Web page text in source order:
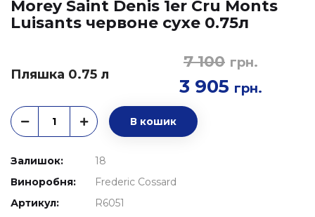
Morey Saint Denis 1er Cru Monts
Luisants червоне сухе 0.75л
Пляшка 0.75 л
7 100 грн.
3 905 грн.
В кошик
Залишок:
18
Виноробня:
Frederic Cossard
Артикул:
R6051